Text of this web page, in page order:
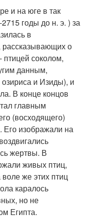
и на юге в так
годы до н. э. ) за
в
рассказывающих о
соколом,
данным,
и Изиды), и
В конце концов
главным
(восходящего)
Его изображали на
жертвы. В
живых птиц,
же этих птиц
каралось
но не
Египта.